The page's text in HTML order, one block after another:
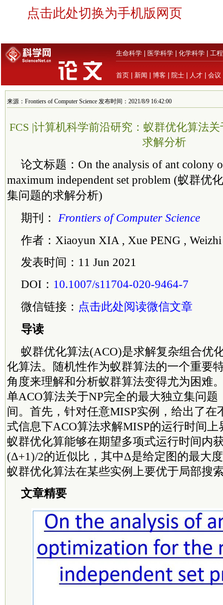
点击此处切换为手机版网页
生命科学 医学科学 化学科学 工
首页 新闻 博客 院士 人才 会议
来源：Frontiers of Computer Science 发布时间：2021/8/9 16:42:00
FCS |计算机科学前沿研究：蚁群优化算法
求解分析
论文标题：On the analysis of ant colony
maximum independent set problem (蚁群优
集问题的求解分析)
期刊： Frontiers of Computer Science
作者：Xiaoyun XIA , Xue PENG ,
发表时间：11 Jun 2021
DOI： 10.1007/s11704-020-9464-7
微信链接： 点击此处阅读微信文章
导读
蚁群优化算法(ACO)是求解复杂组合优
化算法。随机性作为蚁群算法的一个重要
角度来理解和分析蚁群算法变得尤为困难
单ACO算法关于NP完全的最大独立集问题
间。首先，针对任意MISP实例，给出了在
式信息下ACO算法求解MISP的运行时间
蚁群优化算能够在期望多项式运行时间内
(Δ+1)/2的近似比，其中Δ是给定图的最大
蚁群优化算法在某些实例上要优于局部搜
文章精要